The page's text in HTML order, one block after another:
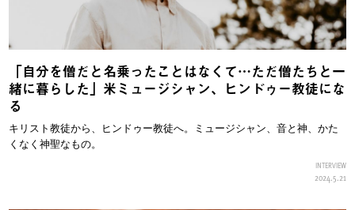
「自分を僧だと名乗ったことはなくて…ただ僧たちと一
緒に暮らした」米ミュージシャン、ヒンドゥー教徒にな
る
キリスト教徒から、ヒンドゥー教徒へ。ミュージシャン、音と神、かた
くなく神聖なもの。
INTERVIEW
2024.5.21